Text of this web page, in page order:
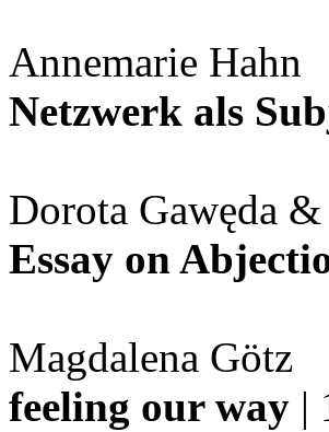
Annemarie Hahn
Netzwerk als
Dorota Gawęda
Essay on
Magdalena Götz
feeling our way |